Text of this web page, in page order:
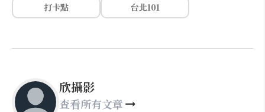
打卡點 台北101
欣攝影
查看所有文章